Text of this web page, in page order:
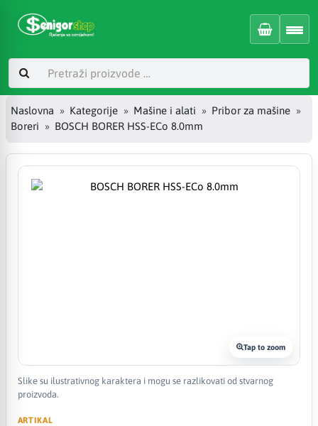
Naslovna Kategorije Mašine i alati
Pribor za mašine
Boreri
BOSCH BORER HSS-ECo 8.0mm
Tap to zoom
Slike su ilustrativnog karaktera i mogu se razlikovati od stvarnog
proizvoda.
ARTIKAL